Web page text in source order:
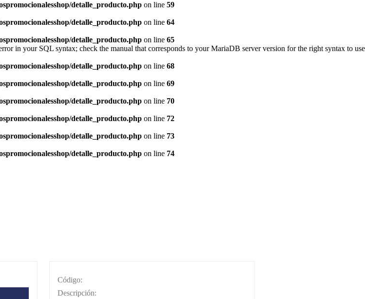
detalle_producto.php on line 59
detalle_producto.php on line 64
detalle_producto.php on line 65
in your SQL syntax; check the manual that corresponds to your MariaDB server version for the right syntax to use
detalle_producto.php on line 68
detalle_producto.php on line 69
detalle_producto.php on line 70
detalle_producto.php on line 72
detalle_producto.php on line 73
detalle_producto.php on line 74
Código:
Descripción: